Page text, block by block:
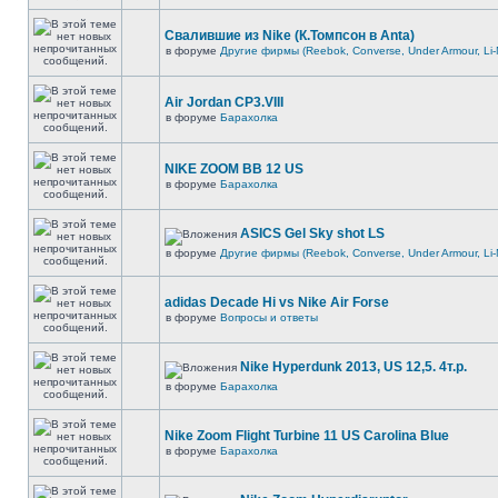
Свалившие из Nike (К.Томпсон в Anta)
в форуме Другие фирмы (Reebok, Converse, Under Armour, Li-
Air Jordan CP3.VIII
в форуме Барахолка
NIKE ZOOM BB 12 US
в форуме Барахолка
ASICS Gel Sky shot LS
в форуме Другие фирмы (Reebok, Converse, Under Armour, Li-
adidas Decade Hi vs Nike Air Forse
в форуме Вопросы и ответы
Nike Hyperdunk 2013, US 12,5. 4т.р.
в форуме Барахолка
Nike Zoom Flight Turbine 11 US Carolina Blue
в форуме Барахолка